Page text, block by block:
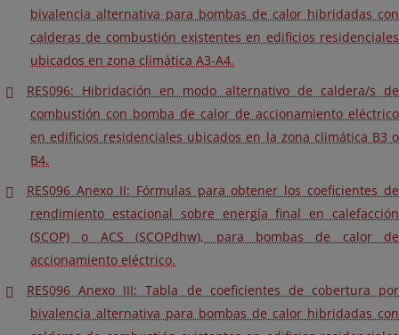
bivalencia alternativa para bombas de calor hibridadas con
calderas de combustión existentes en edificios residenciales
ubicados en zona climática A3-A4.
RES096: Hibridación en modo alternativo de caldera/s de
combustión con bomba de calor de accionamiento eléctrico
en edificios residenciales ubicados en la zona climática B3 o
B4.
RES096 Anexo II: Fórmulas para obtener los coeficientes de
rendimiento estacional sobre energía final en calefacción
(SCOP) o ACS (SCOPdhw), para bombas de calor de
accionamiento eléctrico.
RES096 Anexo III: Tabla de coeficientes de cobertura por
bivalencia alternativa para bombas de calor hibridadas con